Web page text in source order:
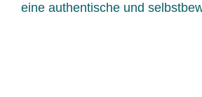
eine authentische und